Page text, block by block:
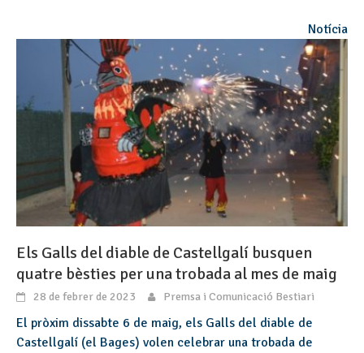
Notícia
Els Galls del diable de Castellgalí busquen
quatre bèsties per una trobada al mes de maig
28 de febrer de 2023 Premsa i Comunicació Bestiari
El pròxim dissabte 6 de maig, els Galls del diable de
Castellgalí (el Bages) volen celebrar una trobada de